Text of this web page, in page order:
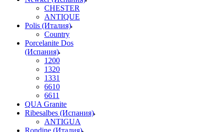
CHESTER
ANTIQUE
Polis (Италия)
Country
Porcelanite Dos
(Испания)
1200
1320
1331
6610
6611
QUA Granite
Ribesalbes (Испания)
ANTIGUA
Rondine (Италия)